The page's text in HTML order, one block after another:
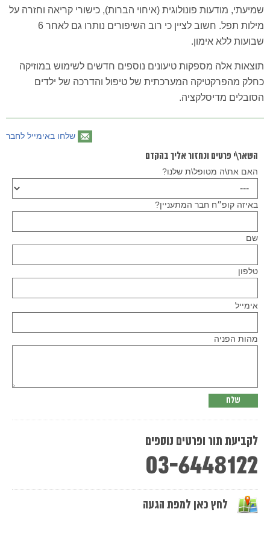
שמיעתי, מודעות פונולוגית (איחוי הברות), כישורי קריאה וחזרה על
מילות תפל. חשוב לציין כי רוב השיפורים נותרו גם לאחר 6
שבועות ללא אימון.
תוצאות אלה מספקות טיעונים נוספים חדשים לשימוש במוזיקה
כחלק מהפרקטיקה המערכתית של טיפול והדרכה של ילדים
הסובלים מדיסלקציה.
שלחו באימייל לחבר
השאר\י פרטים ונחזור אליך בהקדם
האם את\ה מטופל\ת שלנו?
באיזה קופ״ח חבר המתעניין?
שם
טלפון
leave
אימייל
מהות הפניה
לקביעת תור ופרטים נוספים
03-6448122
לחץ כאן למפת הגעה